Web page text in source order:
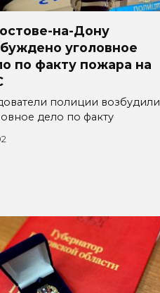
на-Дону
уголовное
по факту пожара на
полиции возбудили
дело по факту